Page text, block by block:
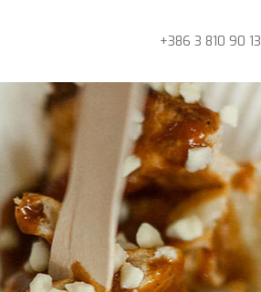
+386 3 810 90 13